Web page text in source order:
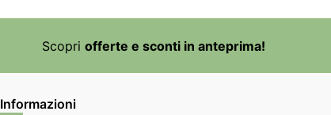
Scopri offerte e sconti in anteprima!
Informazioni